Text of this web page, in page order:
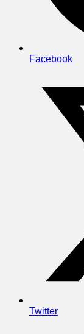
Facebook
Twitter